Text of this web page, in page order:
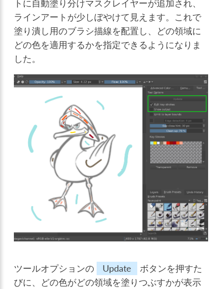
トに自動塗り分けマスクレイヤーが追加され、
ラインアートが少しぼやけて見えます。これで
塗り潰し用のブラシ描線を配置し、どの領域に
どの色を適用するかを指定できるようになりま
した。
ツールオプションの Update
ボタンを押すた
びに、どの色がどの領域を塗りつぶすかが表示